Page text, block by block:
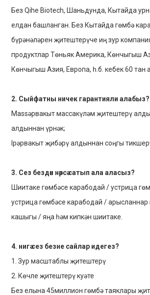
Без Qihe Biotech, Шаньдунда, Кытайда
елдан башланган. Без Кытайда гөмбә
бүрәнәләрен җитештерүче иң зур
продуктлар Төньяк Америка, Көнчыгыш
Көнчыгыш Азия, Европа, һ.б. кебек 60 тан
2. Сыйфатны ничек гарантияли алабыз?
Massәрвакыт массакүләм җитештерү
алдыннан үрнәк;
Ipәрвакыт җибәрү алдыннан соңгы
3. Сез бездән нәрсә сатып ала аласыз?
Шиитаке гөмбәсе карабодай / устрица
устрица гөмбәсе карабодай /
кашыгы / яңа һәм кипкән шиитаке.
4. нигә сез безне сайлар идегез?
1. Зур масштаблы җитештерү
2. Көчле җитештерү куәте
Без елына 45миллион гөмбә таяклары